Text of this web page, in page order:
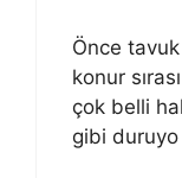
Önce
konur
çok belli
gibi